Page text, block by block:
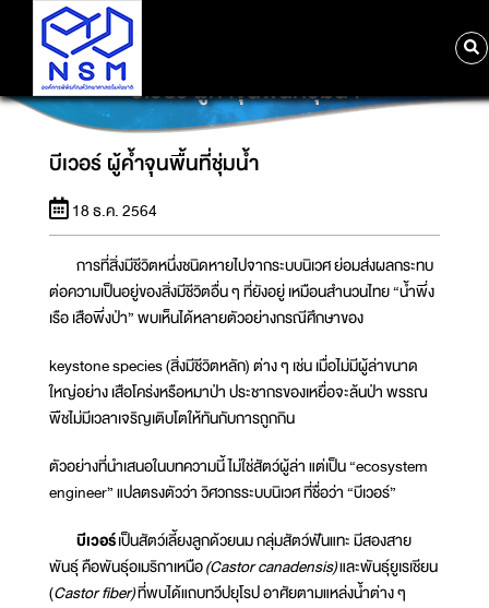
บีเวอร์ ผู้ค้ำจุนพื้นที่ชุ่มน้ำ
บีเวอร์ ผู้ค้ำจุนพื้นที่ชุ่มน้ำ
18 ธ.ค. 2564
การที่สิ่งมีชีวิตหนึ่งชนิดหายไปจากระบบนิเวศ ย่อมส่งผลกระทบ
ต่อความเป็นอยู่ของสิ่งมีชีวิตอื่น ๆ ที่ยังอยู่ เหมือนสำนวนไทย “น้ำพึ่ง
เรือ เสือพึ่งป่า” พบเห็นได้หลายตัวอย่างกรณีศึกษาของ
keystone species (สิ่งมีชีวิตหลัก) ต่าง ๆ เช่น เมื่อไม่มีผู้ล่าขนาด
ใหญ่อย่าง เสือโคร่งหรือหมาป่า ประชากรของเหยื่อจะล้นป่า พรรณ
พืชไม่มีเวลาเจริญเติบโตให้ทันกับการถูกกิน
ตัวอย่างที่นำเสนอในบทความนี้ ไม่ใช่สัตว์ผู้ล่า แต่เป็น “ecosystem
engineer” แปลตรงตัวว่า วิศวกรระบบนิเวศ ที่ชื่อว่า “บีเวอร์”
บีเวอร์เป็นสัตว์เลี้ยงลูกด้วยนม กลุ่มสัตว์ฟันแทะ มีสองสาย
พันธุ์ คือพันธุ์อเมริกาเหนือ(Castor canadensis)และพันธุ์ยูเรเชียน
(Castor fiber)ที่พบได้แถบทวีปยุโรป อาศัยตามแหล่งน้ำต่าง ๆ